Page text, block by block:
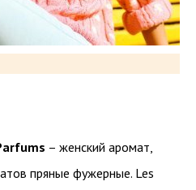
– женский аромат,
пряные фужерные. Les